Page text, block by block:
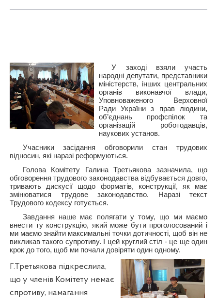
У заході взяли участь
народні депутати, представники
міністерств, інших центральних
органів виконавчої влади,
Уповноваженого Верховної
Ради України з прав людини,
об’єднань профспілок та
організацій роботодавців,
наукових установ.
Учасники засідання обговорили стан трудових
відносин, які наразі реформуються.
Голова Комітету Галина Третьякова зазначила, що
обговорення трудового законодавства відбувається довго,
тривають дискусії щодо форматів, конструкції, як має
змінюватися трудове законодавство. Наразі текст
Трудового кодексу готується.
Завдання наше має полягати у тому, що ми маємо
внести ту конструкцію, який може бути проголосований і
ми маємо знайти максимальні точки дотичності, щоб він не
викликав такого супротиву. І цей круглий стіл - це ще один
крок до того, щоб ми почали довіряти один одному.
Г.Третьякова підкреслила,
що у членів Комітету немає
спротиву, намагання